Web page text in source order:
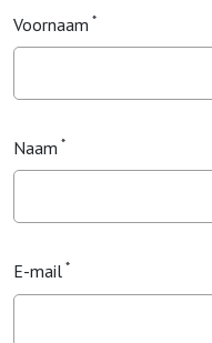
Voornaam
Naam
E-mail